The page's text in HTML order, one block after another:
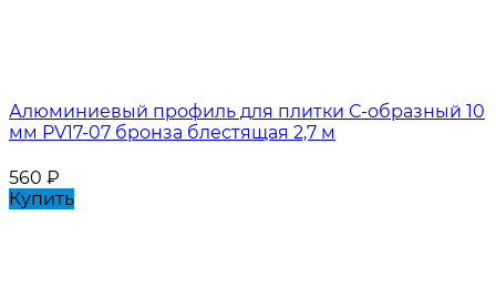
Алюминиевый профиль для плитки С-образный 10
мм PV17-07 бронза блестящая 2,7 м
560 ₽
Купить